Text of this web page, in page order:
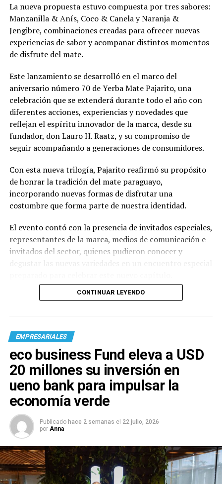
La nueva propuesta estuvo compuesta por tres sabores:
Manzanilla & Anís, Coco & Canela y Naranja &
Jengibre, combinaciones creadas para ofrecer nuevas
experiencias de sabor y acompañar distintos momentos
de disfrute del mate.
Este lanzamiento se desarrolló en el marco del
aniversario número 70 de Yerba Mate Pajarito, una
celebración que se extenderá durante todo el año con
diferentes acciones, experiencias y novedades que
reflejan el espíritu innovador de la marca, desde su
fundador, don Lauro H. Raatz, y su compromiso de
seguir acompañando a generaciones de consumidores.
Con esta nueva trilogía, Pajarito reafirmó su propósito
de honrar la tradición del mate paraguayo,
incorporando nuevas formas de disfrutar una
costumbre que forma parte de nuestra identidad.
El evento contó con la presencia de invitados especiales,
representantes de la marca, medios de comunicación e
invitados del sector, quienes pudieron conocer y
CONTINUAR LEYENDO
EMPRESARIALES
eco business Fund eleva a USD
20 millones su inversión en
ueno bank para impulsar la
economía verde
Publicado hace 2 semanas el 22 julio, 2026
por Anna